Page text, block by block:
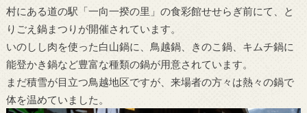
村にある道の駅「一向一揆の里」の食彩館せせらぎ前にて、と
りごえ鍋まつりが開催されています。
いのしし肉を使った白山鍋に、鳥越鍋、きのこ鍋、キムチ鍋に
能登かき鍋など豊富な種類の鍋が用意されています。
まだ積雪が目立つ鳥越地区ですが、来場者の方々は熱々の鍋で
体を温めていました。